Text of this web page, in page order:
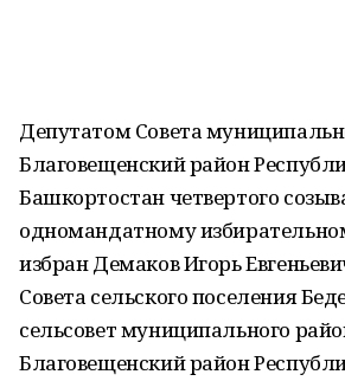
Депутатом Совета
Благовещенский район
Башкортостан четвертого
одномандатному
избран Демаков Игорь
Совета сельского поселения
сельсовет муниципального
Благовещенский район